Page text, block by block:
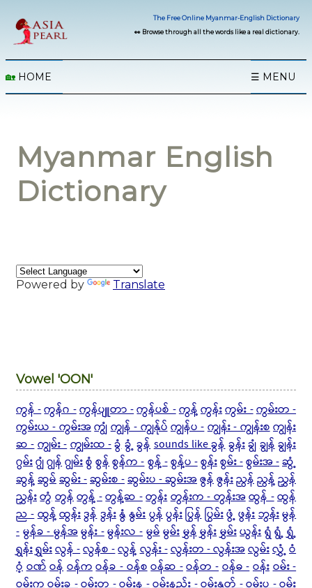
The Free Online Myanmar-English Dictionary
👀 Browse through all the words like a real dictionary.
🏡 HOME ☰ MENU
Myanmar English
Dictionary
Powered by Translate
Vowel 'OON'
ကွန် -ကွန်ဂ -ကွန်ပျူတာ -ကွန်ပစ် -ကွန့်ကွန်းကွမ်း -ကွမ်းတ -
ကွမ်းယ - ကွမ်းအကျွံကျွန် - ကျွန်ုပ်ကျွန်ပ -ကျွန်း - ကျွန်းစကျွန်း
ဆ -ကျွမ်း -ကျွမ်းထ -ခွံခွံ့ ခွန်sounds like ခွန်ခွန်းချွံချွန်ချွန်း
ဂွမ်းဂျွံဂျွန်ဂျွမ်းစွံစွန်စွန်က -စွန့် -စွန့်ပ -စွန်းစွမ်း -စွမ်းအ -ဆွံ့
ဆွန့်ဆွမ်ဆွမ်း -ဆွမ်းစ -ဆွမ်းပ - ဆွမ်းအဇွန်ဇွန်းညွန်ညွန့်ညွှန်
ညွှန်းတွံတွန်တွန့် -တွန့်ဆ -တွန်းတွန်းက - တွန်းအထွန် -ထွန်
ည -ထွန့်ထွန်းဒွန်ဒွန်းနွံနွမ်းပွန်ပွန်းပြွန်ပြွမ်းဖွံ့ ဖွန်းဘွန်းမွန်
- မွန်ခ - မွန်အမွန်း -မွန်းလ - မွမ်မွမ်း မွှန်မွှန်းမွှမ်းယွန်းရွံ ရွံ့ ရွှံ့
ရွှန်းရွှမ်းလွန် -လွန်စ -လွန့်လွန်း -လွန်းတ - လွန်းအလွမ်းလွှံ့ ဝံ
ဝံ့ဝဏ်ဝန်ဝန်ကဝန်ခ - ဝန်စဝန်ဆ -ဝန်တ -ဝန်ဓ -ဝန်းဝမ်း -
ဝမ်းကဝမ်းခ -ဝမ်းတ -ဝမ်းန -ဝမ်းနည်း -ဝမ်းနုတ် -ဝမ်းပ - ဝမ်း